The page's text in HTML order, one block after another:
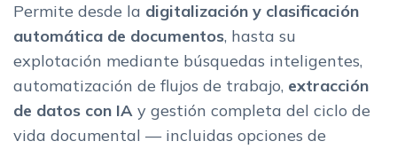
Permite desde la digitalización y clasificación
automática de documentos, hasta su
explotación mediante búsquedas inteligentes,
automatización de flujos de trabajo, extracción
de datos con IA y gestión completa del ciclo de
vida documental — incluidas opciones de